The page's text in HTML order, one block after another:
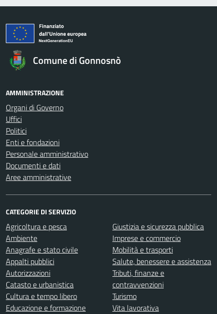
Comune di Gonnosnò
AMMINISTRAZIONE
Organi di Governo
Uffici
Politici
Enti e fondazioni
Personale amministrativo
Documenti e dati
Aree amministrative
CATEGORIE DI SERVIZIO
Agricoltura e pesca
Ambiente
Anagrafe e stato civile
Appalti pubblici
Autorizzazioni
Catasto e urbanistica
Cultura e tempo libero
Educazione e formazione
Giustizia e sicurezza pubblica
Imprese e commercio
Mobilità e trasporti
Salute, benessere e assistenza
Tributi, finanze e
contravvenzioni
Turismo
Vita lavorativa